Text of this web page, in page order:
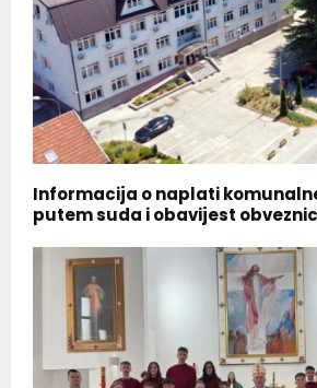
Informacija o naplati
putem suda i obavijest